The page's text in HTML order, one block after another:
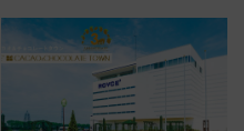
連検索数が前年比237％増、ナ
ショジオも認める『2026年に訪
れるべき世界の旅先』